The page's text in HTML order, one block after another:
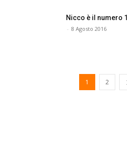
Nicco è il numero 1
- 8 Agosto 2016
1 2